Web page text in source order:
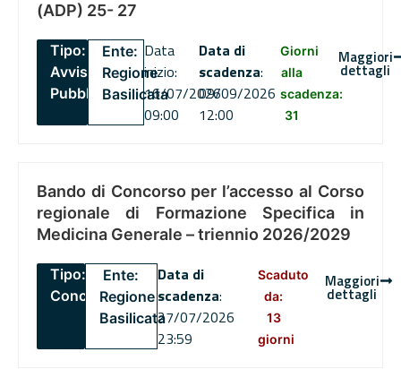
(ADP) 25- 27
Tipo:
Avviso
Pubblico
Ente:
Regione
Basilicata
Data
inizio:
16/07/2026
09:00
Data di
scadenza:
09/09/2026
12:00
Giorni
alla
scadenza:
31
Maggiori
dettagli
Bando di Concorso per l’accesso al Corso
regionale di Formazione Specifica in
Medicina Generale – triennio 2026/2029
Tipo:
Concorsi
Ente:
Regione
Basilicata
Data di
scadenza:
27/07/2026
23:59
Scaduto
da:
13
giorni
Maggiori
dettagli